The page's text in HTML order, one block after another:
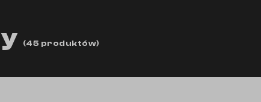
(45 produktów)